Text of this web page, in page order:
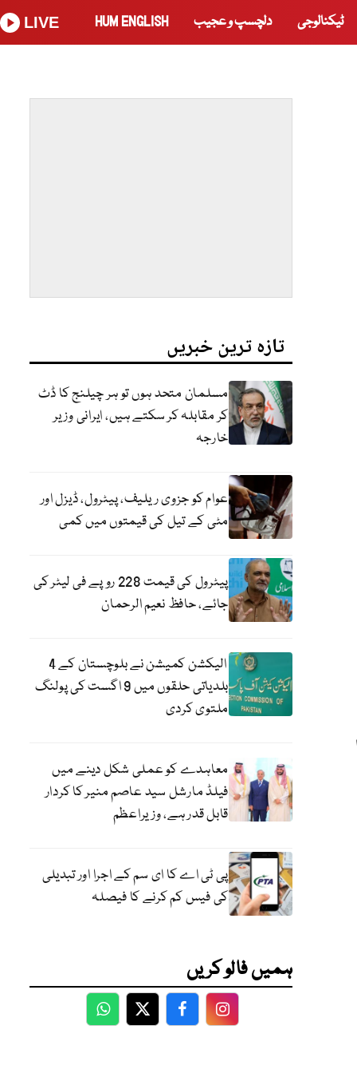
ٹیکنالوجی دلچسپ و عجیب HUM ENGLISH
LIVE
تازہ ترین خبریں
مسلمان متحد ہوں تو ہر چیلنج کا ڈٹ
کر مقابلہ کر سکتے ہیں، ایرانی وزیر
خارجہ
عوام کو جزوی ریلیف، پیٹرول، ڈیزل اور
مٹی کے تیل کی قیمتوں میں کمی
پیٹرول کی قیمت 228 روپے فی لیٹر کی
جائے، حافظ نعیم الرحمان
الیکشن کمیشن نے بلوچستان کے 4
بلدیاتی حلقوں میں 9 اگست کی پولنگ
ملتوی کردی
معاہدے کو عملی شکل دینے میں
فیلڈ مارشل سید عاصم منیر کا کردار
قابل قدر ہے، وزیراعظم
پی ٹی اے کا ای سم کے اجرا اور تبدیلی
کی فیس کم کرنے کا فیصلہ
ہمیں فالو کریں
WhatsApp
TwitterFacebookFacebook